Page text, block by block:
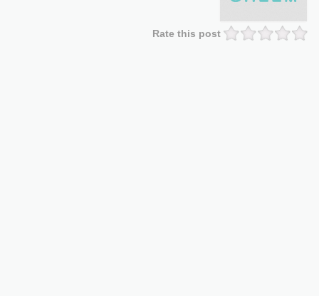
Rate this post